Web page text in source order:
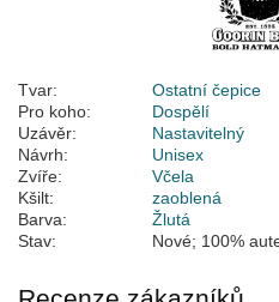
Tvar:
Ostatní čepice
Pro koho:
Dospělí
Uzávěr:
Nastavitelný
Návrh:
Unisex
Zvíře:
Včela
Kšilt:
zaoblená
Barva:
Žlutá
Stav:
Nové; 100%